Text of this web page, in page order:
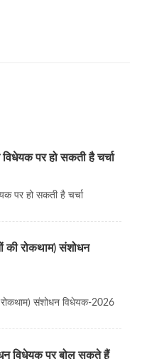
पर हो सकती है चर्चा
पर हो सकती है चर्चा
की रोकथाम) संशोधन
रोकथाम) संशोधन विधेयक-2026
विधेयक पर बोल सकते हैं